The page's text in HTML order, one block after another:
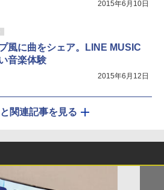
2015年6月10日
風に曲をシェア。LINE MUSIC
音楽体験
2015年6月12日
関連記事を見る